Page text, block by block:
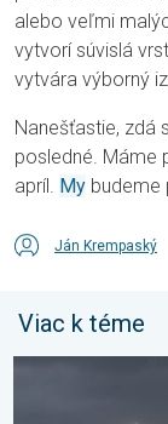
alebo veľmi
vytvorí súvislá
vytvára výborný
Nanešťastie, zdá
posledné. Máme
apríl. My budeme
Ján Krempaský
Viac k téme
Milióny stromov